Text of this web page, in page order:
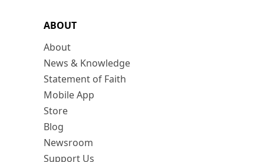
ABOUT
About
News & Knowledge
Statement of Faith
Mobile App
Store
Blog
Newsroom
Support Us